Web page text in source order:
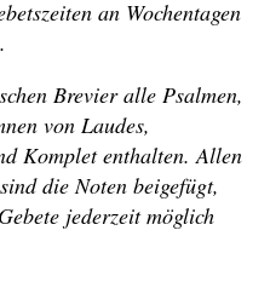
an Wochentagen
Brevier alle Psalmen,
von Laudes,
Komplet enthalten. Allen
die Noten beigefügt,
jederzeit möglich